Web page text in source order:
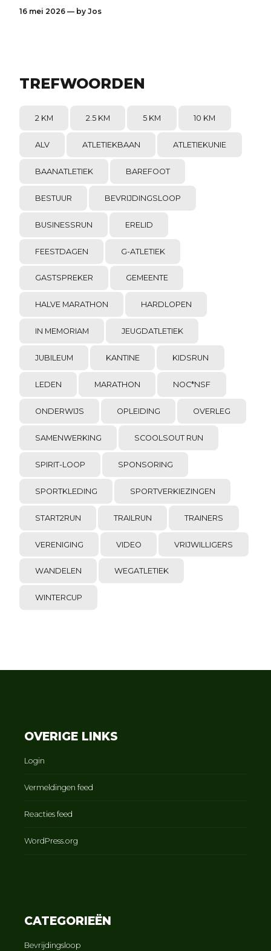
16 mei 2026 — by Jos
TREFWOORDEN
2 KM 2.5 KM 5 KM 10 KM
ALV ATLETIEKBAAN ATLETIEKUNIE
BAANATLETIEK BAREFOOT
BESTUUR BEVRIJDINGSLOOP
BUSINESSRUN ERELID
FEESTDAGEN G-ATLETIEK
GASTSPREKER GEMEENTE
HALVE MARATHON HARDLOPEN
IN MEMORIAM JEUGDATLETIEK
JUBILEUM KANTINE KIDSRUN
LEDEN MARATHON NOC*NSF
ONDERWIJS OPLEIDING OVERLEG
SAMENWERKING SCOOLSOUT RUN
SPIRIT-LOOP SPONSORING
SPORTKLEDING SPORTVERKIEZINGEN
START2RUN TRAILRUN TRAINERS
VERENIGING VIDEO VRIJWILLIGERS
WANDELEN WEGATLETIEK
WINTERCUP
OVERIGE LINKS
Login
Vermeldingen feed
Reacties feed
WordPress.org
CATEGORIEËN
Bevrijdingsloop